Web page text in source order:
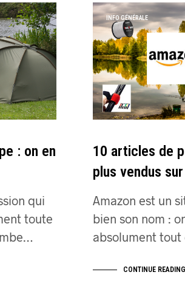
: on en
qui
toute
INFO GÉNÉRALE
10 articles de
plus vendus
Amazon est un
bien son nom :
absolument
CONTINUE READING